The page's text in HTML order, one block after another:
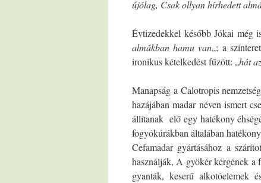
újólag, Csak ollyan hírhedett
Évtizedekkel később Jókai még
almákban hamu van„; a
ironikus kételkedést fűzött: „hát
Manapság a Calotropis
hazájában madar néven ismert
állítanak elő egy hatékony
fogyókúrákban általában
Cefamadar gyártásához a
használják, A gyökér kérgének a
gyanták, keserű alkotóelemek